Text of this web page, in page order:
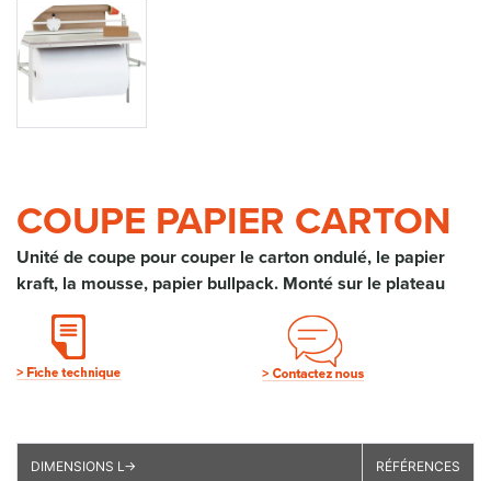
COUPE PAPIER CARTON
Unité de coupe pour couper le carton ondulé, le papier
kraft, la mousse, papier bullpack. Monté sur le plateau
DIMENSIONS L→ RÉFÉRENCES